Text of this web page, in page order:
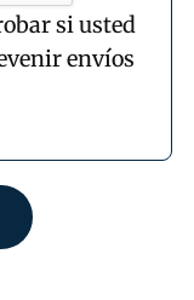
si usted
envíos